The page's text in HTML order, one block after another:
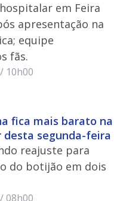
em Feira
apresentação na
equipe
fãs.
10h00
fica mais barato na
desta segunda-feira
reajuste para
do botijão em dois
08h00